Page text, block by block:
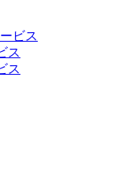
ビス
ス
ス